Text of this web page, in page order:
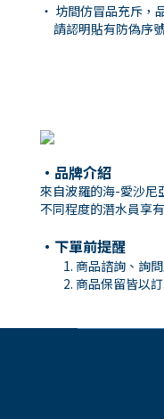
・ 坊間仿冒品充斥
請認明貼有防偽序
・ 品牌介紹
來自波羅的海-愛沙尼
不同程度的潛水員享
・下單前提醒
商品諮詢、詢
商品保留皆以